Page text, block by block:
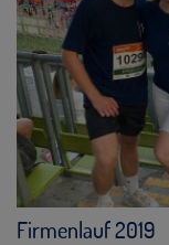
Firmenlauf 2019